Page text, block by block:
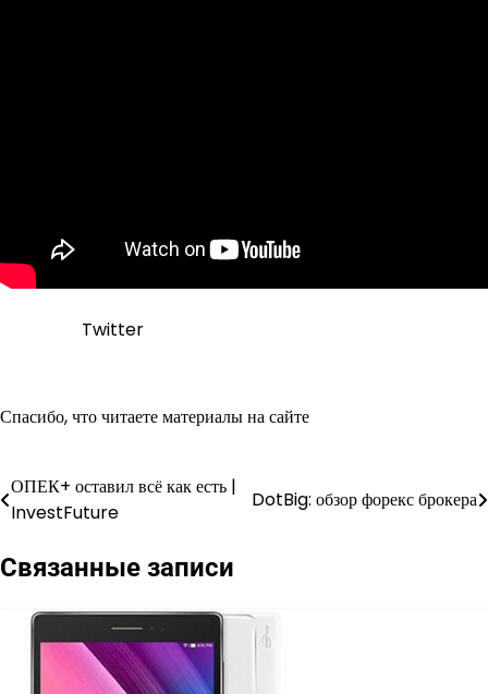
Twitter
Спасибо, что читаете материалы на сайте
Навигация
записям
ОПЕК+ оставил всё как есть |
InvestFuture
DotBig: обзор форекс брокера
Связанные записи